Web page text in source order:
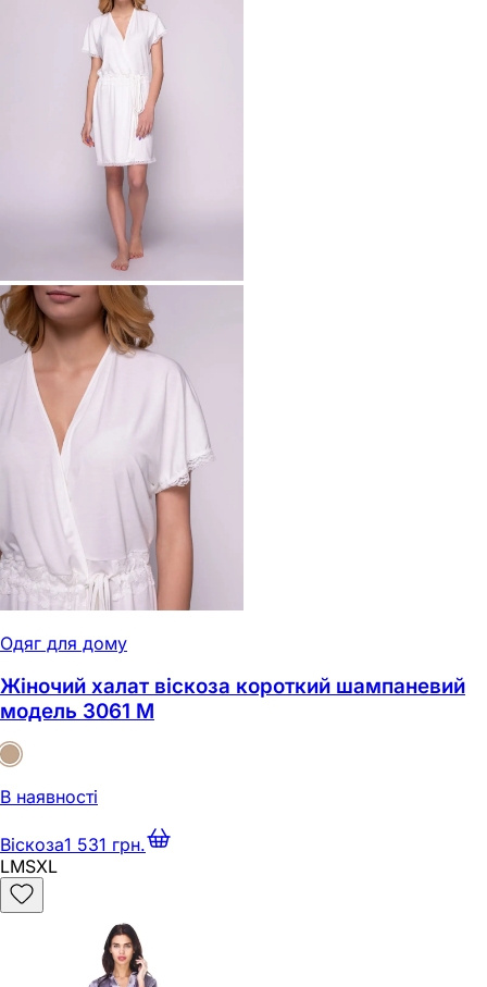
Одяг для дому
Жіночий халат віскоза короткий шампаневий
модель 3061 M
В наявності
Віскоза1 531 грн.
LMSXL